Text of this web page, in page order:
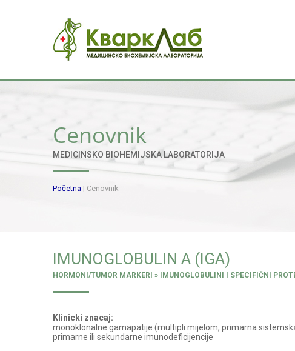
Cenovnik
MEDICINSKO BIOHEMIJSKA LABORATORIJA
Početna | Cenovnik
IMUNOGLOBULIN A (IGA)
HORMONI/TUMOR MARKERI » IMUNOGLOBULINI I SPECIFIČNI
Klinicki znacaj:
monoklonalne gamapatije (multipli mijelom, primarna
primarne ili sekundarne imunodeficijencije